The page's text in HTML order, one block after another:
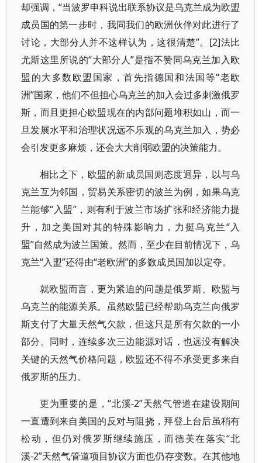
却强调，“当波罗申科说出联系协议是乌克兰成为欧盟
成员国的第一步时，我同我们的欧洲伙伴对此进行了
讨论，大部分人并不这样认为，这很清楚”。[2]法比
尤斯这里所说的“大部分人”是指不赞同乌克兰加入欧
盟的大多数欧盟国家，首先指德国和法国等“老欧
洲”国家，他们不但担心乌克兰的加入会过多刺激俄罗
斯，而且更担心欧盟现在的内部问题堆积如山，而一
旦发展水平和治理状况远不乐观的乌克兰加入，势必
会引发更多麻烦，还会大大削弱欧盟的决策能力。
相比之下，欧盟的新成员国则态度迥异，以与乌
克兰互为邻国，贸易关系密切的波兰为例，如果乌克
兰能够“入盟”，则有利于波兰市场扩张和经济能力提
升，加之美国对其的特殊影响力，力挺乌克兰“入
盟”自然成为波兰国策。然而，至少在目前情况下，乌
克兰“入盟”还得由“老欧洲”的多数成员国加以定夺。
就欧盟而言，更为紧迫的问题是俄罗斯、欧盟与
乌克兰的能源关系。虽然欧盟已经帮助乌克兰向俄罗
斯支付了大量天然气欠款，但这只是所有欠款的一小
部分。同时，连续多次三边能源对话，也远没有解决
关键的天然气价格问题，欧盟还不得不承受更多来自
俄罗斯的压力。
更为重要的是，“北溪-2”天然气管道在建设期间
一直遭到来自美国的反对与阻挠，拜登上台后虽稍有
松动，但仍对俄罗斯继续施压，而德美在落实“北
溪-2”天然气管道项目协议方面也仍存变数。在其他地